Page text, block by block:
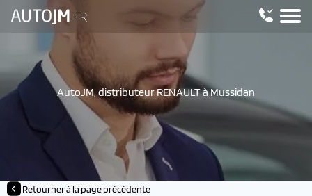
AutoJM, distributeur RENAULT à Mussidan
Retourner à la page précédente